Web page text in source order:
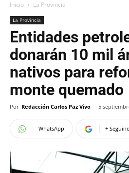
Inicio La Provincia
La Provincia
Entidades
donarán 10 mil
nativos para
monte quemado
Por Redacción Carlos Paz Vivo - 5
WhatsApp +